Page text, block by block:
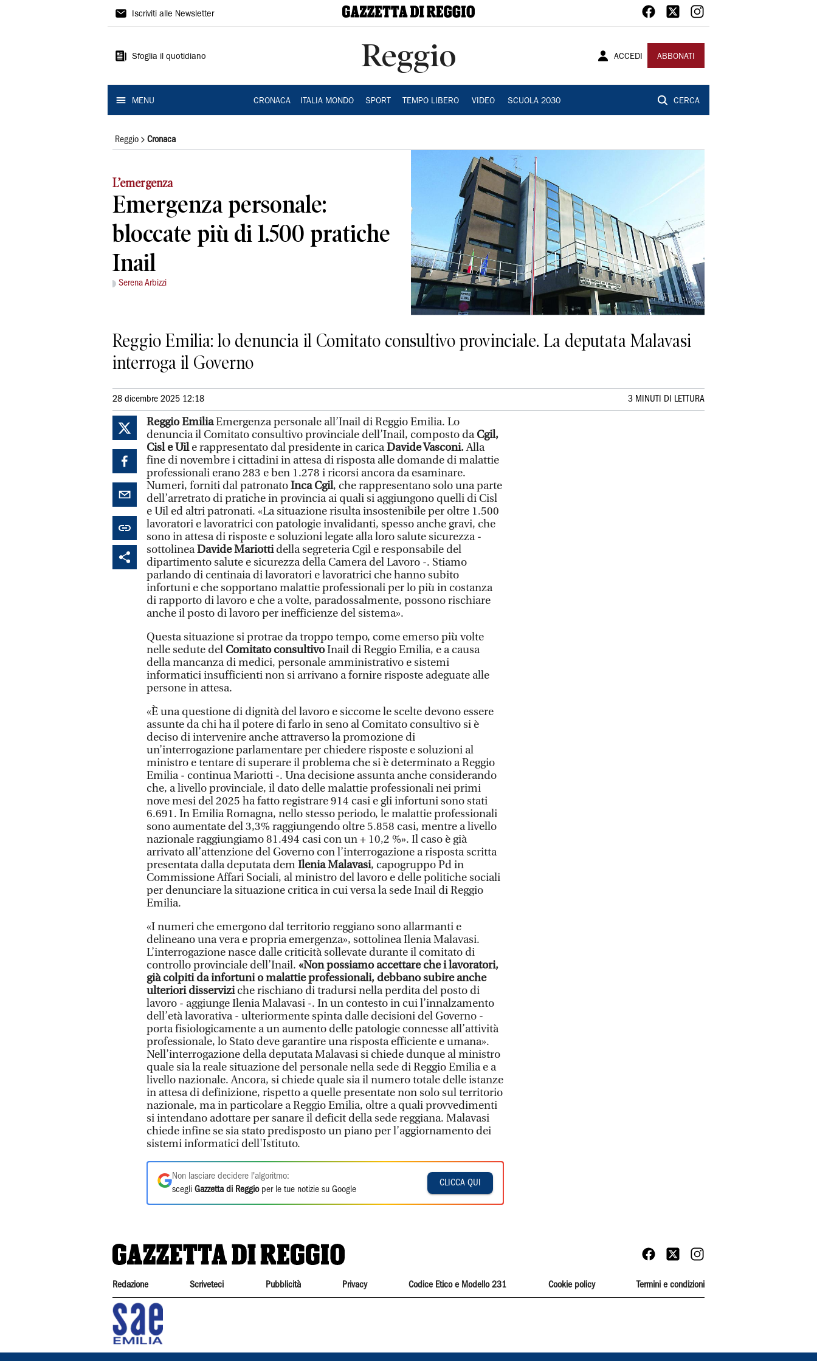
Gazzetta
Reggio
Iscriviti alle Newsletter
Sfoglia il quotidiano Reggio ACCEDI ABBONATI
MENU CRONACA ITALIA MONDO SPORT TEMPO LIBERO VIDEO SCUOLA 2030 CERCA
Reggio Cronaca
L’emergenza
Emergenza personale:
bloccate più di 1.500 pratiche
Inail
Serena Arbizzi
Reggio Emilia: lo denuncia il Comitato consultivo provinciale. La deputata Malavasi
interroga il Governo
28 dicembre 2025 12:18 3 MINUTI DI LETTURA
Reggio EmiliaEmergenza personale all’Inail di Reggio Emilia. Lo
denuncia il Comitato consultivo provinciale dell’Inail, composto daCgil,
Cisl e Uile rappresentato dal presidente in caricaDavide Vasconi.Alla
fine di novembre i cittadini in attesa di risposta alle domande di malattie
professionali erano 283 e ben 1.278 i ricorsi ancora da esaminare.
Numeri, forniti dal patronatoInca Cgil, che rappresentano solo una parte
dell’arretrato di pratiche in provincia ai quali si aggiungono quelli di Cisl
e Uil ed altri patronati. «La situazione risulta insostenibile per oltre 1.500
lavoratori e lavoratrici con patologie invalidanti, spesso anche gravi, che
sono in attesa di risposte e soluzioni legate alla loro salute sicurezza -
sottolineaDavide Mariottidella segreteria Cgil e responsabile del
dipartimento salute e sicurezza della Camera del Lavoro -. Stiamo
parlando di centinaia di lavoratori e lavoratrici che hanno subito
infortuni e che sopportano malattie professionali per lo più in costanza
di rapporto di lavoro e che a volte, paradossalmente, possono rischiare
anche il posto di lavoro per inefficienze del sistema».
Questa situazione si protrae da troppo tempo, come emerso più volte
nelle sedute del Comitato consultivoInail di Reggio Emilia, e a causa
della mancanza di medici, personale amministrativo e sistemi
informatici insufficienti non si arrivano a fornire risposte adeguate alle
persone in attesa.
«È una questione di dignità del lavoro e siccome le scelte devono essere
assunte da chi ha il potere di farlo in seno al Comitato consultivo si è
deciso di intervenire anche attraverso la promozione di
un’interrogazione parlamentare per chiedere risposte e soluzioni al
ministro e tentare di superare il problema che si è determinato a Reggio
Emilia - continua Mariotti -. Una decisione assunta anche considerando
che, a livello provinciale, il dato delle malattie professionali nei primi
nove mesi del 2025 ha fatto registrare 914 casi e gli infortuni sono stati
6.691. In Emilia Romagna, nello stesso periodo, le malattie professionali
sono aumentate del 3,3% raggiungendo oltre 5.858 casi, mentre a livello
nazionale raggiungiamo 81.494 casi con un + 10,2 %». Il caso è già
arrivato all’attenzione del Governo con l’interrogazione a risposta scritta
presentata dalla deputata demIlenia Malavasi, capogruppo Pd in
Commissione Affari Sociali, al ministro del lavoro e delle politiche sociali
per denunciare la situazione critica in cui versa la sede Inail di Reggio
Emilia.
«I numeri che emergono dal territorio reggiano sono allarmanti e
delineano una vera e propria emergenza», sottolinea Ilenia Malavasi.
L’interrogazione nasce dalle criticità sollevate durante il comitato di
controllo provinciale dell’Inail. «Non possiamo accettare che i lavoratori,
già colpiti da infortuni o malattie professionali, debbano subire anche
ulteriori disserviziche rischiano di tradursi nella perdita del posto di
lavoro - aggiunge Ilenia Malavasi -. In un contesto in cui l’innalzamento
dell’età lavorativa - ulteriormente spinta dalle decisioni del Governo -
porta fisiologicamente a un aumento delle patologie connesse all’attività
professionale, lo Stato deve garantire una risposta efficiente e umana».
Nell’interrogazione della deputata Malavasi si chiede dunque al ministro
quale sia la reale situazione del personale nella sede di Reggio Emilia e a
livello nazionale. Ancora, si chiede quale sia il numero totale delle istanze
in attesa di definizione, rispetto a quelle presentate non solo sul territorio
nazionale, ma in particolare a Reggio Emilia, oltre a quali provvedimenti
si intendano adottare per sanare il deficit della sede reggiana. Malavasi
chiede infine se sia stato predisposto un piano per l’aggiornamento dei
sistemi informatici dell'Istituto.
Non lasciare decidere l'algoritmo:
scegli Gazzetta di Reggioper le tue notizie su Google
CLICCA QUI
Redazione Scriveteci Pubblicità Privacy Codice Etico e Modello 231 Cookie policy Termini e condizioni